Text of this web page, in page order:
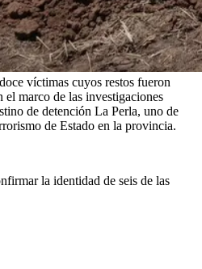
víctimas cuyos restos fueron
el marco de las investigaciones
de detención La Perla, uno de
de Estado en la provincia.
la identidad de seis de las